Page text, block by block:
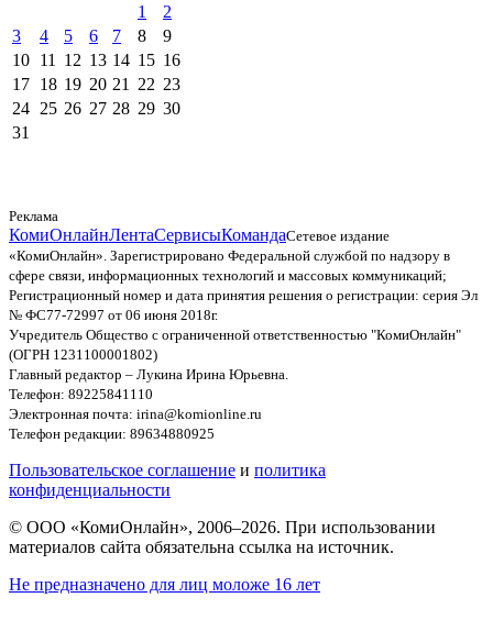
1
2
3
4 5 6 7 8
9
10 11 12 13 14 15 16
17 18 19 20 21 22 23
24 25 26 27 28 29 30
31
Реклама
КомиОнлайнЛентаСервисыКомандаСетевое издание
«КомиОнлайн». Зарегистрировано Федеральной службой по надзору в
сфере связи, информационных технологий и массовых коммуникаций;
Регистрационный номер и дата принятия решения о регистрации: серия Эл
№ ФС77-72997 от 06 июня 2018г.
Учредитель Общество с ограниченной ответственностью "КомиОнлайн"
(ОГРН 1231100001802)
Главный редактор – Лукина Ирина Юрьевна.
Телефон: 89225841110
Электронная почта: irina@komionline.ru
Телефон редакции: 89634880925
Пользовательское соглашение и политика
конфиденциальности
© ООО «КомиОнлайн», 2006–2026. При использовании
материалов сайта обязательна ссылка на источник.
Не предназначено для лиц моложе 16 лет